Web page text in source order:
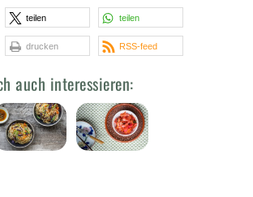
teilen teilen
drucken RSS-feed
auch interessieren: